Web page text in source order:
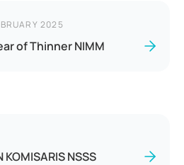
2025
of Thinner NIMM
KOMISARIS NSSS